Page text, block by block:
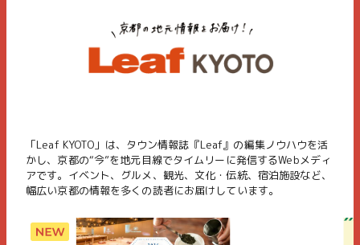
「Leaf KYOTO」は、タウン情報誌『Leaf』の編集ノウハウを活
かし、京都の“今”を地元目線でタイムリーに発信するWebメディ
アです。イベント、グルメ、観光、文化・伝統、宿泊施設など、
幅広い京都の情報を多くの読者にお届けしています。